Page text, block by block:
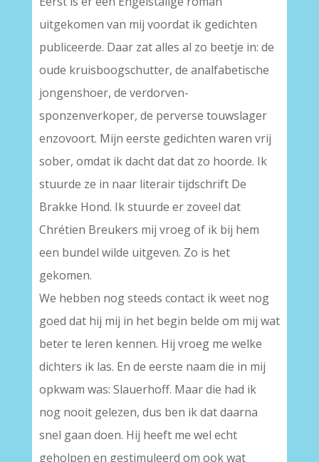
uitgekomen van mij voordat ik gedichten
publiceerde. Daar zat alles al zo beetje in: de
oude kruisboogschutter, de analfabetische
jongenshoer, de verdorven-
sponzenverkoper, de perverse touwslager
enzovoort. Mijn eerste gedichten waren vrij
sober, omdat ik dacht dat dat zo hoorde. Ik
stuurde ze in naar literair tijdschrift De
Brakke Hond. Ik stuurde er zoveel dat
Chrétien Breukers mij vroeg of ik bij hem
een bundel wilde uitgeven. Zo is het
gekomen.
We hebben nog steeds contact ik weet nog
goed dat hij mij in het begin belde om mij wat
beter te leren kennen. Hij vroeg me welke
dichters ik las. En de eerste naam die in mij
opkwam was: Slauerhoff. Maar die had ik
nog nooit gelezen, dus ben ik dat daarna
snel gaan doen. Hij heeft me wel echt
geholpen en gestimuleerd om ook wat